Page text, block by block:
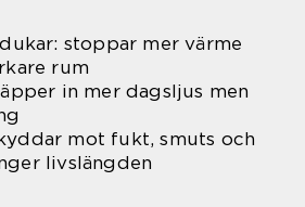
stoppar mer värme
rum
in mer dagsljus men
mot fukt, smuts och
livslängden